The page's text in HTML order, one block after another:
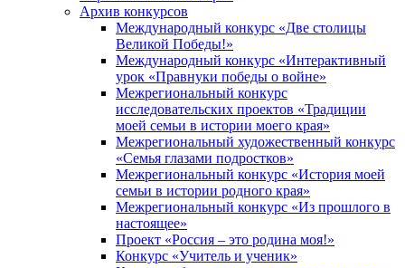
Архив конкурсов
Международный конкурс «Две столицы
Великой Победы!»
Международный конкурс «Интерактивный
урок «Правнуки победы о войне»
Межрегиональный конкурс
исследовательских проектов «Традиции
моей семьи в истории моего края»
Межрегиональный художественный конкурс
«Семья глазами подростков»
Межрегиональный конкурс «История моей
семьи в истории родного края»
Межрегиональный конкурс «Из прошлого в
настоящее»
Проект «Россия – это родина моя!»
Конкурс «Учитель и ученик»